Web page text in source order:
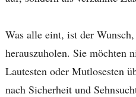
Was alle eint, ist der
herauszuholen. Sie möchten
Lautesten oder Mutlosesten
nach Sicherheit und